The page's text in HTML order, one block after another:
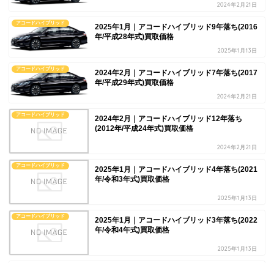
2024年2月21日
アコードハイブリッド
2025年1月｜アコードハイブリッド9年落ち(2016
年/平成28年式)買取価格
2025年1月13日
アコードハイブリッド
2024年2月｜アコードハイブリッド7年落ち(2017
年/平成29年式)買取価格
2024年2月21日
アコードハイブリッド
2024年2月｜アコードハイブリッド12年落ち
(2012年/平成24年式)買取価格
2024年2月21日
アコードハイブリッド
2025年1月｜アコードハイブリッド4年落ち(2021
年/令和3年式)買取価格
2025年1月13日
アコードハイブリッド
2025年1月｜アコードハイブリッド3年落ち(2022
年/令和4年式)買取価格
2025年1月13日